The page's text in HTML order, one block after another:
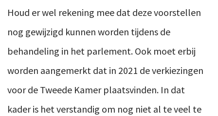
Houd er wel rekening mee dat deze voorstellen
nog gewijzigd kunnen worden tijdens de
behandeling in het parlement. Ook moet erbij
worden aangemerkt dat in 2021 de verkiezingen
voor de Tweede Kamer plaatsvinden. In dat
kader is het verstandig om nog niet al te veel te